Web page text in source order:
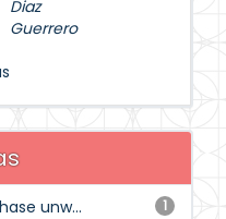
Diaz
Guerrero
1
unw...